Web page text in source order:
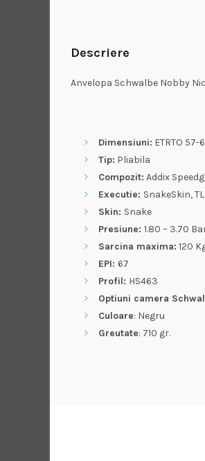
Descriere
Anvelopa Schwalbe Nobby
Dimensiuni: ETRTO 57-
Tip: Pliabila
Compozit: Addix
Executie: SnakeSkin,
Skin: Snake
Presiune: 1.80 – 3.70
Sarcina maxima: 120
EPI: 67
Profil: HS463
Optiuni camera
Culoare: Negru
Greutate: 710 gr.